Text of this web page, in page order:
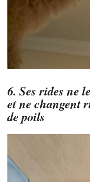
6. Ses rides ne
et ne changent
de poils